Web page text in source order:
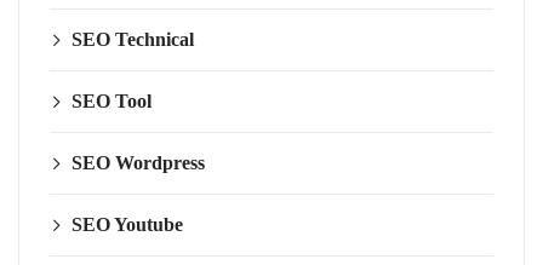
SEO Technical
SEO Tool
SEO Wordpress
SEO Youtube